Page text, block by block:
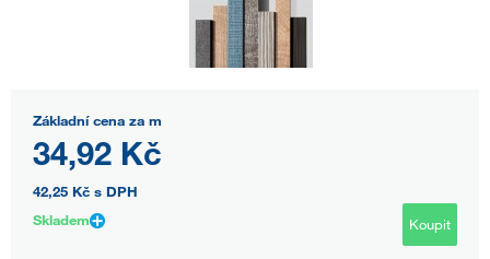
Základní cena za m
34,92 Kč
42,25 Kč s DPH
Skladem
Koupit